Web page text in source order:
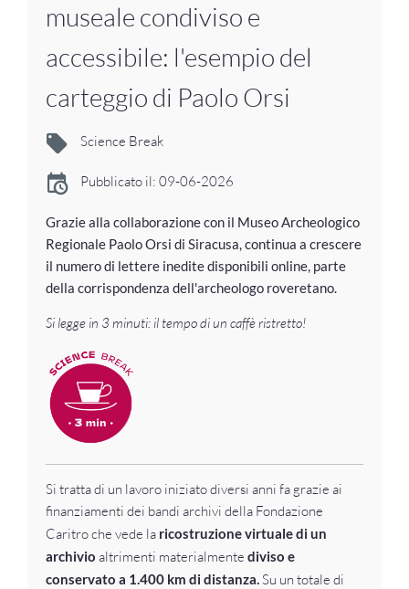
museale condiviso e
accessibile: l'esempio del
carteggio di Paolo Orsi
Science Break
Pubblicato il: 09-06-2026
Grazie alla collaborazione con il Museo Archeologico
Regionale Paolo Orsi di Siracusa, continua a crescere
il numero di lettere inedite disponibili online, parte
della corrispondenza dell'archeologo roveretano.
Si legge in 3 minuti: il tempo di un caffè ristretto!
Si tratta di un lavoro iniziato diversi anni fa grazie ai
finanziamenti dei bandi archivi della Fondazione
Caritro che vede la ricostruzione virtuale di un
archivio altrimenti materialmente diviso e
conservato a 1.400 km di distanza.Su un totale di